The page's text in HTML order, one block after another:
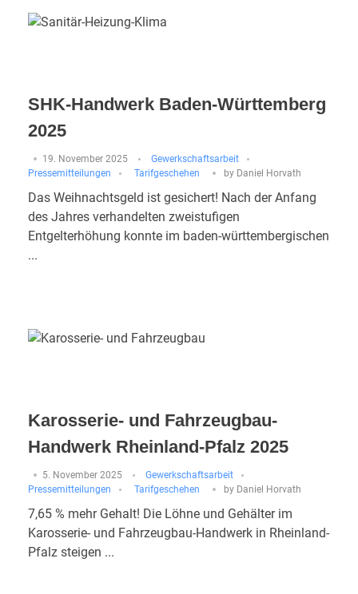
SHK-Handwerk Baden-Württemberg
2025
19. November 2025
Gewerkschaftsarbeit
Pressemitteilungen
Tarifgeschehen by Daniel Horvath
Das Weihnachtsgeld ist gesichert! Nach der Anfang
des Jahres verhandelten zweistufigen
Entgelterhöhung konnte im baden-württembergischen
...
Karosserie- und Fahrzeugbau-
Handwerk Rheinland-Pfalz 2025
5. November 2025
Gewerkschaftsarbeit
Pressemitteilungen
Tarifgeschehen by Daniel Horvath
7,65 % mehr Gehalt! Die Löhne und Gehälter im
Karosserie- und Fahrzeugbau-Handwerk in Rheinland-
Pfalz steigen ...